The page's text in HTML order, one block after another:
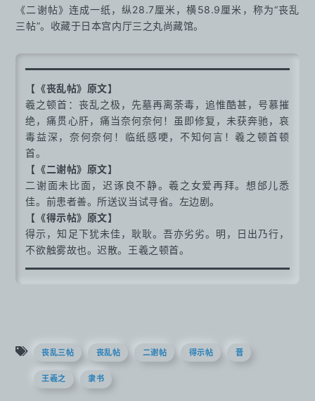
《二谢帖》连成一纸，纵28.7厘米，横58.9厘米，称为“丧乱
三帖”。收藏于日本宫内厅三之丸尚藏馆。
【《丧乱帖》原文】
羲之顿首：丧乱之极，先墓再离荼毒，追惟酷甚，号慕摧
绝，痛贯心肝，痛当奈何奈何！虽即修复，未获奔驰，哀
毒益深，奈何奈何！临纸感哽，不知何言！羲之顿首顿
首。
【《二谢帖》原文】
二谢面未比面，迟诼良不静。羲之女爱再拜。想邰儿悉
佳。前患者善。所送议当试寻省。左边剧。
【《得示帖》原文】
得示，知足下犹未佳，耿耿。吾亦劣劣。明，日出乃行，
不欲触雾故也。迟散。王羲之顿首。
丧乱三帖 丧乱帖 二谢帖 得示帖 晋
王羲之 隶书